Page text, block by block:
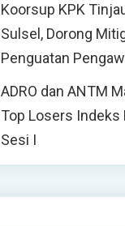
Koorsup KPK
Sulsel, Dorong
Penguatan
ADRO dan ANTM
Top Losers Indeks
Sesi I